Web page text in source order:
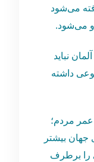
می‌شود
نباید
داشته
مردم؛
جهان بیشتر
را برطرف